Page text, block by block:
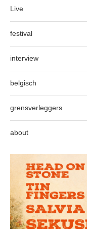
Live
festival
interview
belgisch
grensverleggers
about